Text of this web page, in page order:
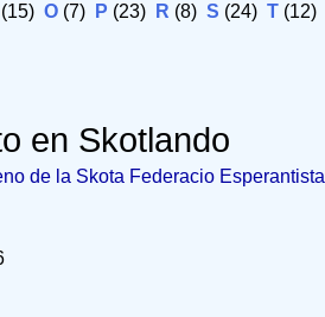
(15) O (7) P (23) R (8) S (24) T (12)
en Skotlando
de la Skota Federacio Esperantista